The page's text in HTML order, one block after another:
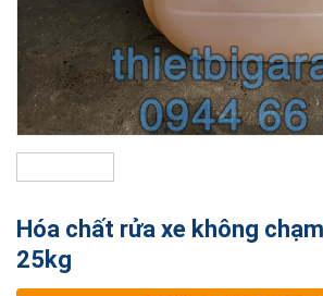
Hóa chất rửa xe không
25kg